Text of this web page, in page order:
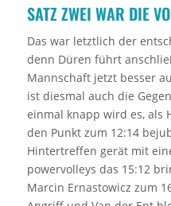
SATZ ZWEI WAR DIE
Das war letztlich der
denn Düren führt
Mannschaft jetzt besser
ist diesmal auch die
einmal knapp wird es, als
den Punkt zum 12:14
Hintertreffen gerät mit
powervolleys das 15:12
Marcin Ernastowicz zum